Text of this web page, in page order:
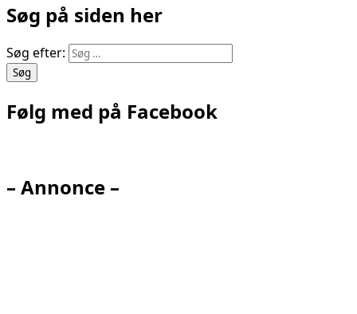
Søg på siden her
Søg efter:
Følg med på Facebook
– Annonce –